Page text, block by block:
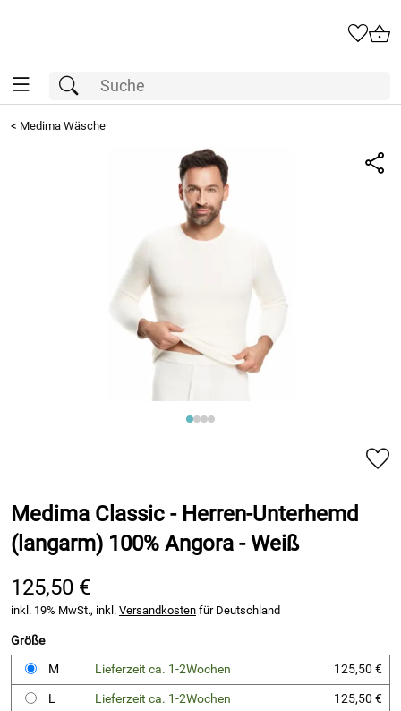
< Medima Wäsche
Medima Classic - Herren-Unterhemd
(langarm) 100% Angora - Weiß
125,50 €
inkl. 19% MwSt., inkl. Versandkosten für Deutschland
Größe
M
Lieferzeit ca. 1-2Wochen
125,50 €
L
Lieferzeit ca. 1-2Wochen
125,50 €